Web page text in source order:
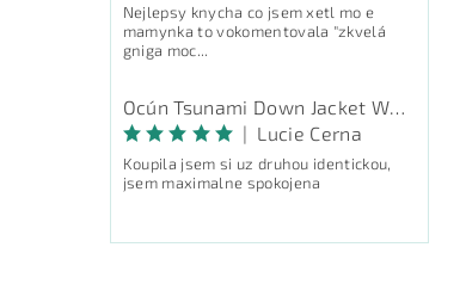
Nejlepsy knycha co jsem xetl mo e
mamynka to vokomentovala "zkvelá
gniga moc...
| Lucie Cerna
Koupila jsem si uz druhou identickou,
jsem maximalne spokojena